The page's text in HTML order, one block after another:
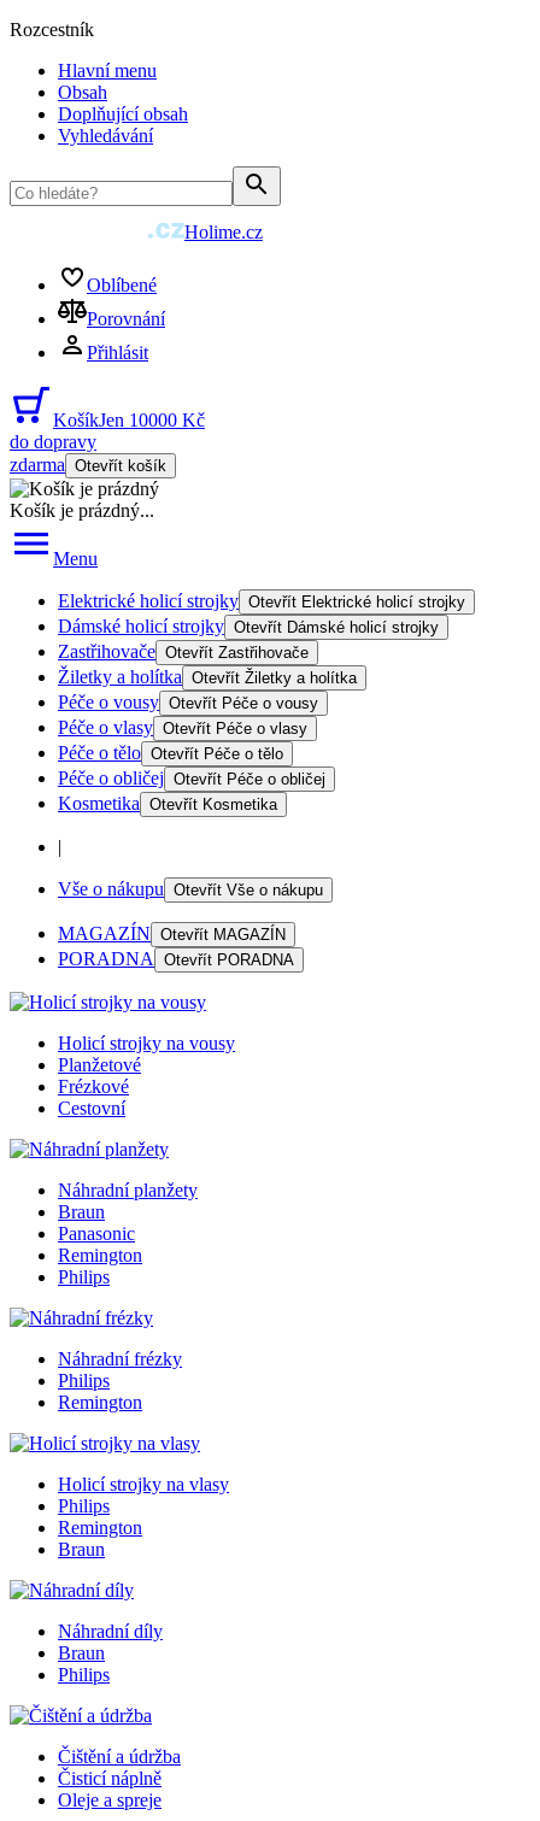
Rozcestník
Hlavní menu
Obsah
Doplňující obsah
Vyhledávání
Holime.cz
Oblíbené
Porovnání
Přihlásit
KošíkJen 10000 Kč
do dopravy
zdarma Otevřít košík
Košík je prázdný...
Menu
Elektrické holicí strojky Otevřít Elektrické holicí strojky
Dámské holicí strojky Otevřít Dámské holicí strojky
Zastřihovače Otevřít Zastřihovače
Žiletky a holítka Otevřít Žiletky a holítka
Péče o vousy Otevřít Péče o vousy
Péče o vlasy Otevřít Péče o vlasy
Péče o tělo Otevřít Péče o tělo
Péče o obličej Otevřít Péče o obličej
Kosmetika Otevřít Kosmetika
|
Vše o nákupu Otevřít Vše o nákupu
MAGAZÍN Otevřít MAGAZÍN
PORADNA Otevřít PORADNA
Holicí strojky na vousy
Planžetové
Frézkové
Cestovní
Náhradní planžety
Braun
Panasonic
Remington
Philips
Náhradní frézky
Philips
Remington
Holicí strojky na vlasy
Philips
Remington
Braun
Náhradní díly
Braun
Philips
Čištění a údržba
Čisticí náplně
Oleje a spreje